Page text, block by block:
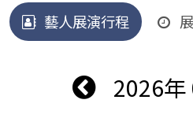
藝人展演行程
2026年